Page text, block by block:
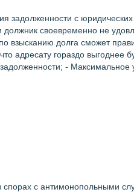
задолженности с
своевременно не
взысканию долга сможет
адресату гораздо выгоднее
-
спорах с антимонопольными